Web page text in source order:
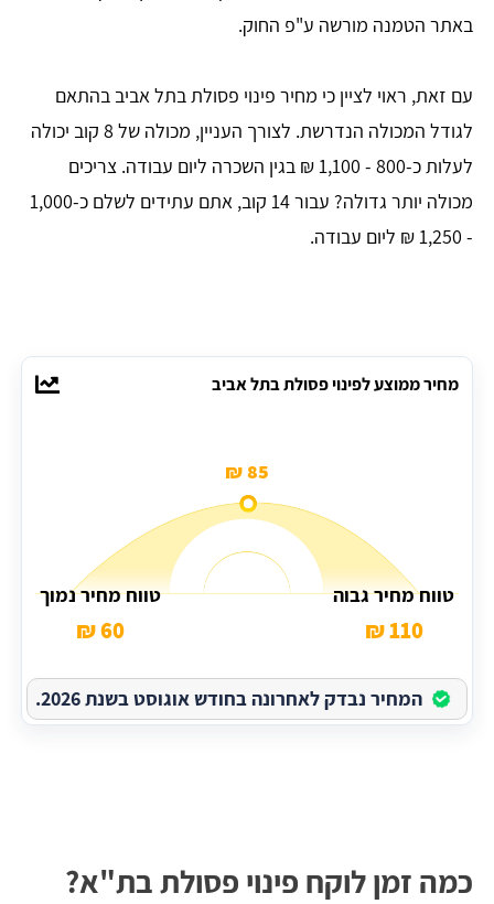
באתר הטמנה מורשה ע"פ החוק.
עם זאת, ראוי לציין כי מחיר פינוי פסולת בתל אביב בהתאם
לגודל המכולה הנדרשת. לצורך העניין, מכולה של 8 קוב יכולה
לעלות כ-800 - 1,100 ₪ בגין השכרה ליום עבודה. צריכים
מכולה יותר גדולה? עבור 14 קוב, אתם עתידים לשלם כ-1,000
- 1,250 ₪ ליום עבודה.
מחיר ממוצע לפינוי פסולת בתל אביב
85 ₪
טווח מחיר גבוה
110 ₪
טווח מחיר נמוך
60 ₪
המחיר נבדק לאחרונה בחודש אוגוסט בשנת 2026.
כמה זמן לוקח פינוי פסולת בת"א?